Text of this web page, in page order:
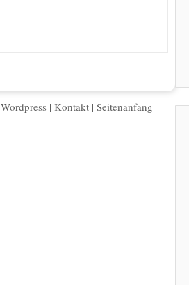
Wordpress | Kontakt | Seitenanfang